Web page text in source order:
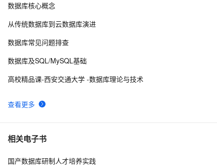
10C# 常用操作类之五（统一消息提示类）
查看更多
数据库核心概念
从传统数据库到云数据库演进
数据库常见问题排查
数据库及SQL/MySQL基础
高校精品课-西安交通大学 -数据库理论与技术
相关电子书
国产数据库研制人才培养实践